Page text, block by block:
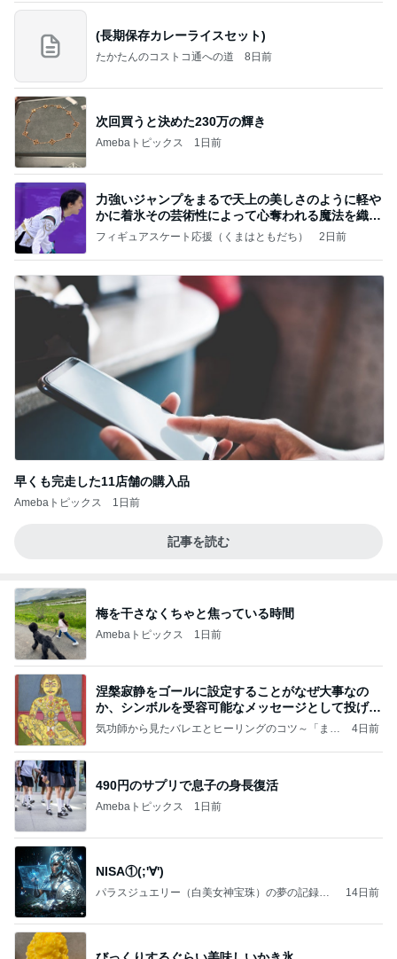
(長期保存カレーライスセット)
たかたんのコストコ通への道 8日前
次回買うと決めた230万の輝き
Amebaトピックス 1日前
力強いジャンプをまるで天上の美しさのように軽や
かに着氷その芸術性によって心奪われる魔法を織り
なす
フィギュアスケート応援（くまはともだち） 2日前
早くも完走した11店舗の購入品
Amebaトピックス 1日前
記事を読む
梅を干さなくちゃと焦っている時間
Amebaトピックス 1日前
涅槃寂静をゴールに設定することがなぜ大事なの
か、シンボルを受容可能なメッセージとして投げる
ことが
気功師から見たバレエとヒーリングのコツ～「まと
4日前
490円のサプリで息子の身長復活
Amebaトピックス 1日前
NISA①(;'∀')
パラスジュエリー（白美女神宝珠）の夢の記録
14日前